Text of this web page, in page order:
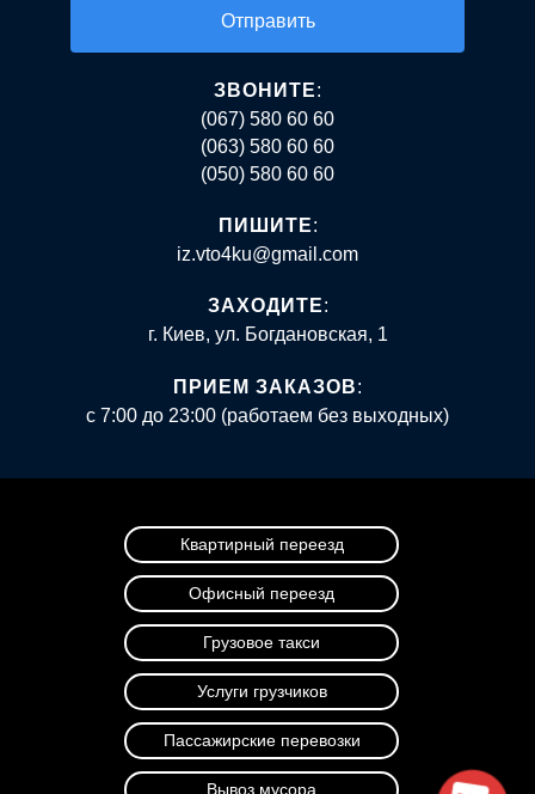
ЗВОНИТЕ:
(067) 580 60 60
(063) 580 60 60
(050) 580 60 60
ПИШИТЕ:
iz.vto4ku@gmail.com
ЗАХОДИТЕ:
г. Киев, ул. Богдановская, 1
ПРИЕМ ЗАКАЗОВ:
с 7:00 до 23:00 (работаем без выходных)
Квартирный переезд
Офисный переезд
Грузовое такси
Услуги грузчиков
Пассажирские перевозки
Вывоз мусора